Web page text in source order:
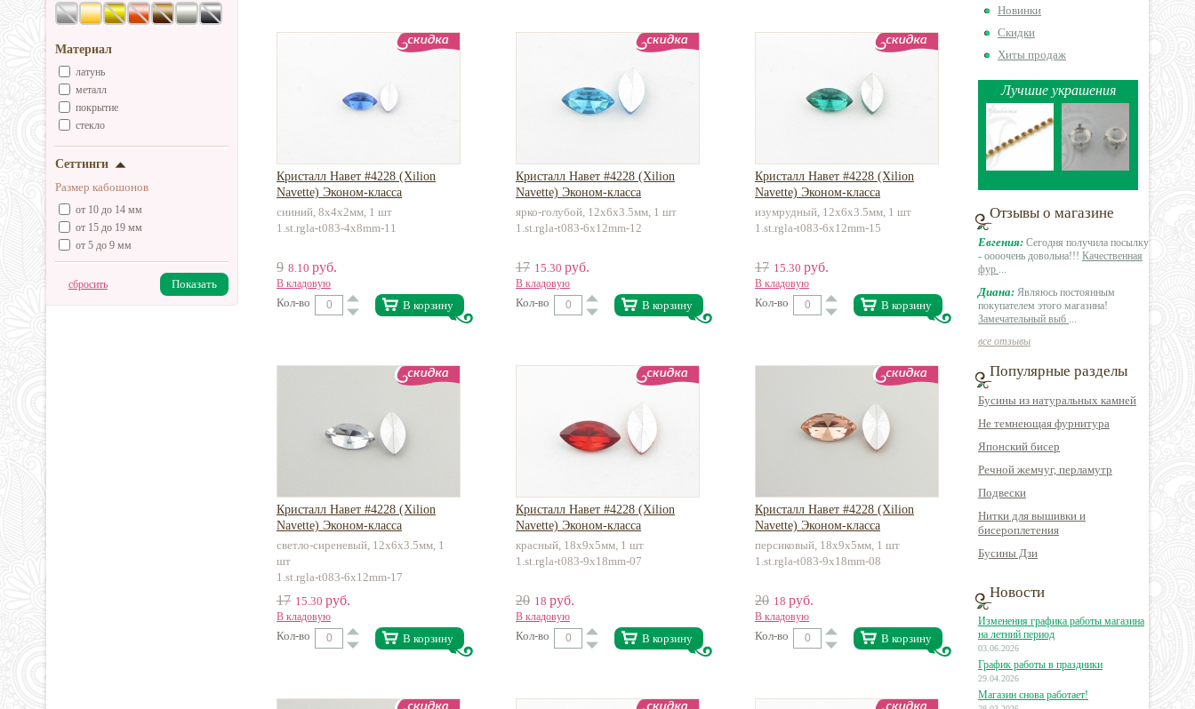
Материал
латунь
металл
покрытие
стекло
Сеттинги
Размер кабошонов
от 10 до 14 мм
от 15 до 19 мм
от 5 до 9 мм
сбросить Показать
Кристалл Навет #4228 (Xilion
Navette) Эконом-класса
сииний, 8х4х2мм, 1 шт
1.st.rgla-t083-4x8mm-11
9 8.10 руб.
В кладовую
Кол-во В корзину
Кристалл Навет #4228 (Xilion
Navette) Эконом-класса
ярко-голубой, 12х6х3.5мм, 1 шт
1.st.rgla-t083-6x12mm-12
17 15.30 руб.
В кладовую
Кол-во В корзину
Кристалл Навет #4228 (Xilion
Navette) Эконом-класса
изумрудный, 12х6х3.5мм, 1 шт
1.st.rgla-t083-6x12mm-15
17 15.30 руб.
В кладовую
Кол-во В корзину
Кристалл Навет #4228 (Xilion
Navette) Эконом-класса
светло-сиреневый, 12х6х3.5мм, 1
шт
1.st.rgla-t083-6x12mm-17
17 15.30 руб.
В кладовую
Кол-во В корзину
Кристалл Навет #4228 (Xilion
Navette) Эконом-класса
красный, 18х9х5мм, 1 шт
1.st.rgla-t083-9x18mm-07
20 18 руб.
В кладовую
Кол-во В корзину
Кристалл Навет #4228 (Xilion
Navette) Эконом-класса
персиковый, 18х9х5мм, 1 шт
1.st.rgla-t083-9x18mm-08
20 18 руб.
В кладовую
Кол-во В корзину
Новинки
Скидки
Хиты продаж
Лучшие украшения
Отзывы о магазине
Евгения: Сегодня получила посылку
- оооочень довольна!!! Качественная
фур ...
Диана: Являюсь постоянным
покупателем этого магазина!
Замечательный выб ...
все отзывы
Популярные разделы
Бусины из натуральных камней
Не темнеющая фурнитура
Японский бисер
Речной жемчуг, перламутр
Подвески
Нитки для вышивки и
бисероплетения
Бусины Дзи
Новости
Изменения графика работы магазина
на летний период
03.06.2026
График работы в праздники
29.04.2026
Магазин снова работает!